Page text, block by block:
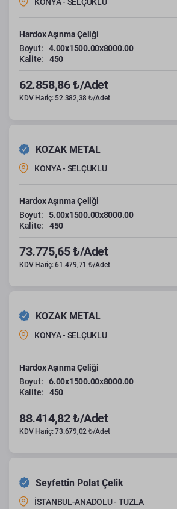
Hardox Aşınma Çeliği
Boyut:
4.00x1500.00x8000.00
Kalite:
450
62.858,86 ₺/Adet
KDV Hariç: 52.382,38 ₺/Adet
KOZAK METAL
KONYA - SELÇUKLU
Hardox Aşınma Çeliği
Boyut:
5.00x1500.00x8000.00
Kalite:
450
73.775,65 ₺/Adet
KDV Hariç: 61.479,71 ₺/Adet
KOZAK METAL
KONYA - SELÇUKLU
Hardox Aşınma Çeliği
Boyut:
6.00x1500.00x8000.00
Kalite:
450
88.414,82 ₺/Adet
KDV Hariç: 73.679,02 ₺/Adet
Seyfettin Polat Çelik
İSTANBUL-ANADOLU - TUZLA